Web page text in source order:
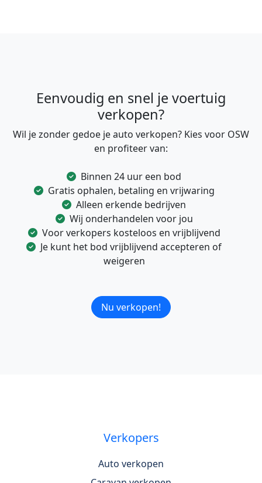
Eenvoudig en snel je voertuig
verkopen?
Wil je zonder gedoe je auto verkopen? Kies voor OSW
en profiteer van:
Binnen 24 uur een bod
Gratis ophalen, betaling en vrijwaring
Alleen erkende bedrijven
Wij onderhandelen voor jou
Voor verkopers kosteloos en vrijblijvend
Je kunt het bod vrijblijvend accepteren of
weigeren
Nu verkopen!
Verkopers
Auto verkopen